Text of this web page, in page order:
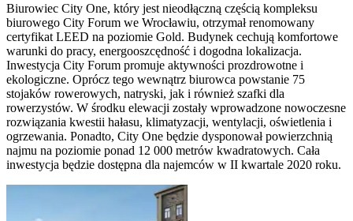
Biurowiec City One, który jest nieodłączną częścią kompleksu
biurowego City Forum we Wrocławiu, otrzymał renomowany
certyfikat LEED na poziomie Gold. Budynek cechują komfortowe
warunki do pracy, energooszcędność i dogodna lokalizacja.
Inwestycja City Forum promuje aktywności prozdrowotne i
ekologiczne. Oprócz tego wewnątrz biurowca powstanie 75
stojaków rowerowych, natryski, jak i również szafki dla
rowerzystów. W środku elewacji zostały wprowadzone nowoczesne
rozwiązania kwestii hałasu, klimatyzacji, wentylacji, oświetlenia i
ogrzewania. Ponadto, City One będzie dysponował powierzchnią
najmu na poziomie ponad 12 000 metrów kwadratowych. Cała
inwestycja będzie dostępna dla najemców w II kwartale 2020 roku.